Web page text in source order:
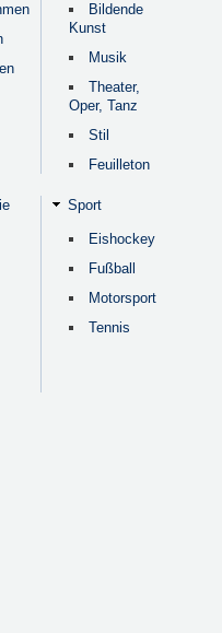
Bildende
Kunst
Musik
Theater,
Oper, Tanz
Stil
Feuilleton
Sport
Eishockey
Fußball
Motorsport
Tennis